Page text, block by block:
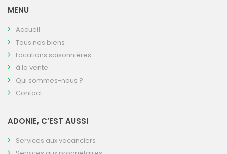
MENU
Accueil
Tous nos biens
Locations saisonnières
à la vente
Qui sommes-nous ?
Contact
ADONIE, C’EST AUSSI
Services aux vacanciers